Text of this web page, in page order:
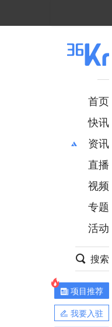
首页
快讯
资讯
推荐
财经
项目推荐
安徽
直播
视频
专题
活动
搜索
项目推荐
我要入驻